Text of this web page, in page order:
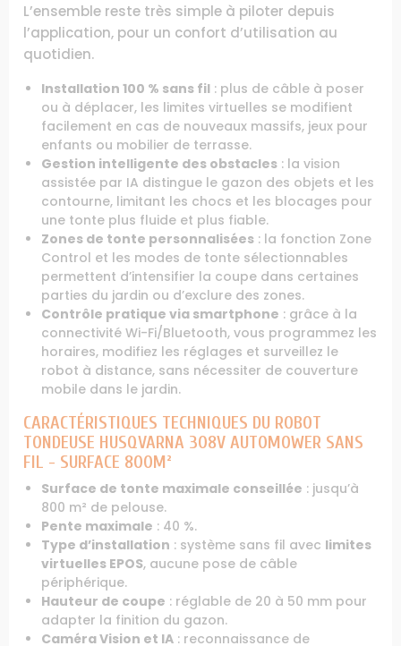
L’ensemble reste très simple à piloter depuis
l’application, pour un confort d’utilisation au
quotidien.
Installation 100 % sans fil : plus de câble à poser
ou à déplacer, les limites virtuelles se modifient
facilement en cas de nouveaux massifs, jeux pour
enfants ou mobilier de terrasse.
Gestion intelligente des obstacles : la vision
assistée par IA distingue le gazon des objets et les
contourne, limitant les chocs et les blocages pour
une tonte plus fluide et plus fiable.
Zones de tonte personnalisées : la fonction Zone
Control et les modes de tonte sélectionnables
permettent d’intensifier la coupe dans certaines
parties du jardin ou d’exclure des zones.
Contrôle pratique via smartphone : grâce à la
connectivité Wi-Fi/Bluetooth, vous programmez les
horaires, modifiez les réglages et surveillez le
robot à distance, sans nécessiter de couverture
mobile dans le jardin.
CARACTÉRISTIQUES TECHNIQUES DU ROBOT
TONDEUSE HUSQVARNA 308V AUTOMOWER SANS
FIL - SURFACE 800M²
Surface de tonte maximale conseillée : jusqu’à
800 m² de pelouse.
Pente maximale : 40 %.
Type d’installation : système sans fil avec limites
virtuelles EPOS, aucune pose de câble
périphérique.
Hauteur de coupe : réglable de 20 à 50 mm pour
adapter la finition du gazon.
Caméra Vision et IA : reconnaissance de